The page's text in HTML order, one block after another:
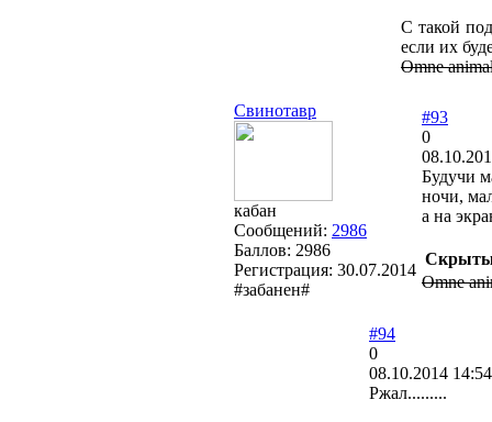
С такой
если их
Omne
Свинотавр
кабан
Сообщений: 2986
Баллов: 2986
Регистрация: 30.07.2014
#забанен#
#93
0
Будучи
ночи,
а на
Omne
#94
0
08.10.2014
Ржал.........